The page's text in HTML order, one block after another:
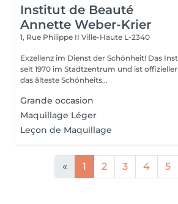
Institut de Beauté
Annette Weber-Krier
1, Rue Philippe II Ville-Haute L-2340
Exzellenz im Dienst der Schönheit! Das Institut befindet sich
seit 1970 im Stadtzentrum und ist
das älteste Schönheits...
Grande occasion
Maquillage Léger
Leçon de Maquillage
« 1 2 3 4 5